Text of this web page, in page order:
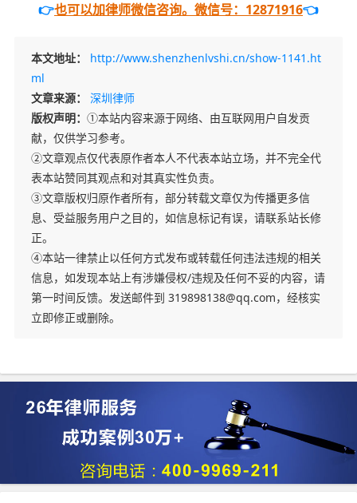
👉也可以加律师微信咨询。微信号：12871916👈
本文地址：
http://www.shenzhenlvshi.cn/show-1141.ht
ml
文章来源：
深圳律师
版权声明： ①本站内容来源于网络、由互联网用户自发贡
献，仅供学习参考。
②文章观点仅代表原作者本人不代表本站立场，并不完全代
表本站赞同其观点和对其真实性负责。
③文章版权归原作者所有，部分转载文章仅为传播更多信
息、受益服务用户之目的，如信息标记有误，请联系站长修
正。
④本站一律禁止以任何方式发布或转载任何违法违规的相关
信息，如发现本站上有涉嫌侵权/违规及任何不妥的内容，请
第一时间反馈。发送邮件到 319898138@qq.com，经核实
立即修正或删除。